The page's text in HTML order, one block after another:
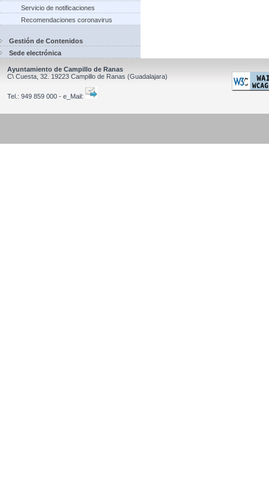
Servicio de notificaciones
Recomendaciones coronavirus
Gestión de Contenidos
Sede electrónica
Ayuntamiento de Campillo de Ranas
C\ Cuesta, 32. 19223 Campillo de Ranas (Guadalajara)
Tel.: 949 859 000 - e_Mail: